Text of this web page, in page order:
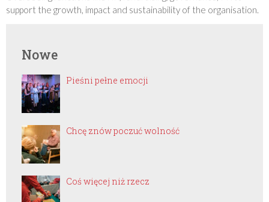
support the growth, impact and sustainability of the organisation.
Nowe
Pieśni pełne emocji
Chcę znów poczuć wolność
Coś więcej niż rzecz